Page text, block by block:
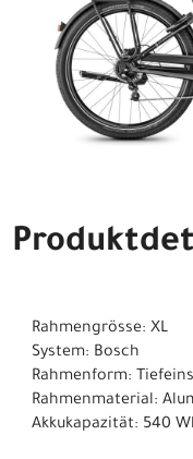
Rahmengrösse: XL
System: Bosch
Rahmenform:
Rahmenmaterial:
Akkukapazität: 540